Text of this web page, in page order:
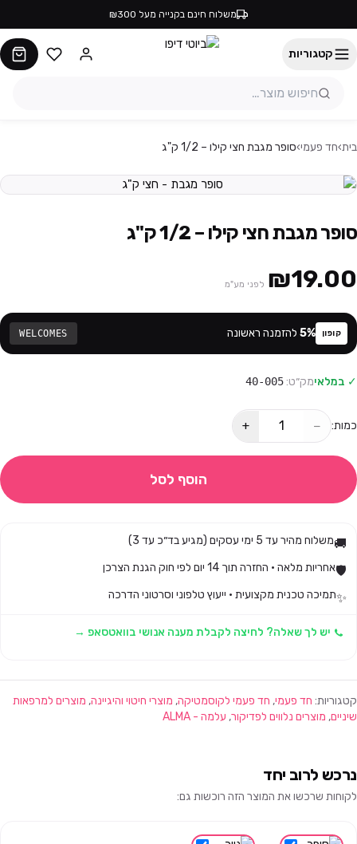
משלוח חינם בקנייה מעל ₪300
קטגוריות
בית›חד פעמי›סופר מגבת חצי קילו – 1/2 ק"ג
סופר מגבת חצי קילו – 1/2 ק"ג
₪19.00 לפני מע"מ
קופון 5% להזמנה ראשונה WELCOMES
✓ במלאימק״ט:40-005
כמות: −
+
הוסף לסל
🚚משלוח מהיר עד 5 ימי עסקים (מגיע בד״כ עד 3)
🛡️אחריות מלאה · החזרה תוך 14 יום לפי חוק הגנת הצרכן
✨תמיכה טכנית מקצועית · ייעוץ טלפוני וסרטוני הדרכה
יש לך שאלה? לחיצה לקבלת מענה אנושי בוואטסאפ →
קטגוריות: חד פעמי, חד פעמי לקוסמטיקה, מוצרי חיטוי והיגיינה, מוצרים למרפאות
שיניים, מוצרים נלווים לפדיקור, עלמה - ALMA
נרכש לרוב יחד
לקוחות שרכשו את המוצר הזה רוכשות גם: